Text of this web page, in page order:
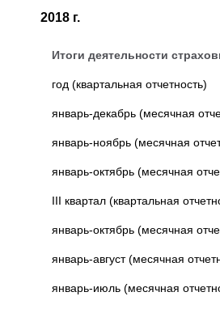
2018 г.
Итоги деятельности
год (квартальная отчетность)
январь-декабрь (месячная
январь-ноябрь (месячная
январь-октябрь (месячная
III квартал (квартальная
январь-октябрь (месячная
январь-август (месячная
январь-июль (месячная